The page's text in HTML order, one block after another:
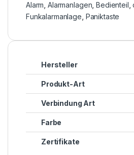
Alarm ,Alarmanlagen ,Bedienteil ,
Funkalarmanlage Paniktaste
Hersteller
Produkt-Art
Verbindung Art
Farbe
Zertifikate